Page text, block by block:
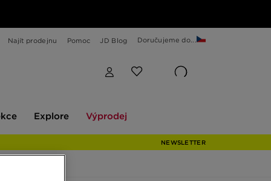
Najít prodejnu Pomoc JD Blog Doručujeme do...
Explore Výprodej
NEWSLETTER